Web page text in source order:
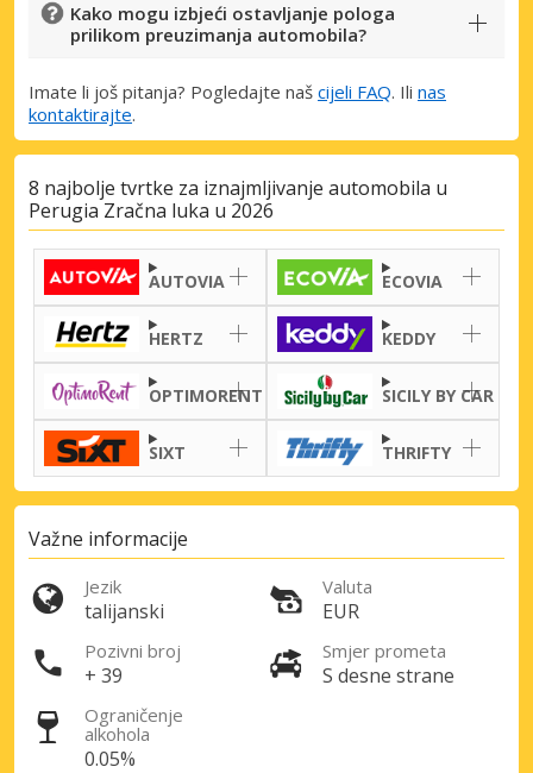
Kako mogu izbjeći ostavljanje pologa
prilikom preuzimanja automobila?
Imate li još pitanja? Pogledajte naš cijeli FAQ. Ili nas
kontaktirajte.
8 najbolje tvrtke za iznajmljivanje automobila u
Perugia Zračna luka u 2026
AUTOVIA ECOVIA
HERTZ KEDDY
OPTIMORENT SICILY BY CAR
SIXT THRIFTY
Važne informacije
Jezik
talijanski
Valuta
EUR
Pozivni broj
+ 39
Smjer prometa
S desne strane
Ograničenje
alkohola
0.05%
Posebni popusti
Pristupite ekskluzivnim ponudama naših
dobavljača